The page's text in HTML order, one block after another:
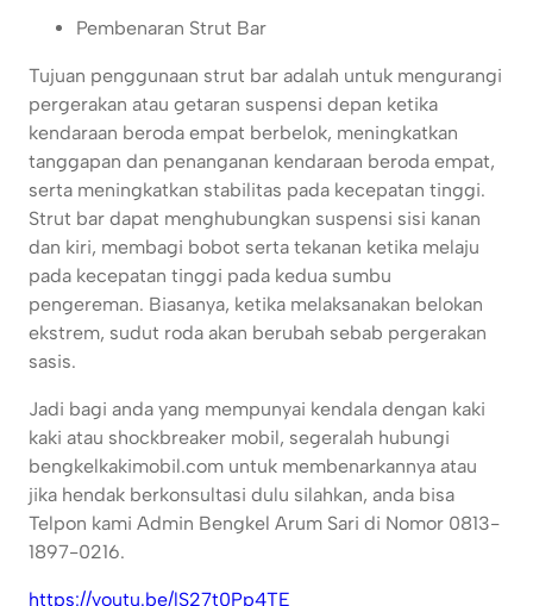
Pembenaran Strut Bar
Tujuan penggunaan strut bar adalah untuk mengurangi
pergerakan atau getaran suspensi depan ketika
kendaraan beroda empat berbelok, meningkatkan
tanggapan dan penanganan kendaraan beroda empat,
serta meningkatkan stabilitas pada kecepatan tinggi.
Strut bar dapat menghubungkan suspensi sisi kanan
dan kiri, membagi bobot serta tekanan ketika melaju
pada kecepatan tinggi pada kedua sumbu
pengereman. Biasanya, ketika melaksanakan belokan
ekstrem, sudut roda akan berubah sebab pergerakan
sasis.
Jadi bagi anda yang mempunyai kendala dengan kaki
kaki atau shockbreaker mobil, segeralah hubungi
bengkelkakimobil.com untuk membenarkannya atau
jika hendak berkonsultasi dulu silahkan, anda bisa
Telpon kami Admin Bengkel Arum Sari di Nomor 0813-
1897-0216.
https://youtu.be/lS27t0Pp4TE